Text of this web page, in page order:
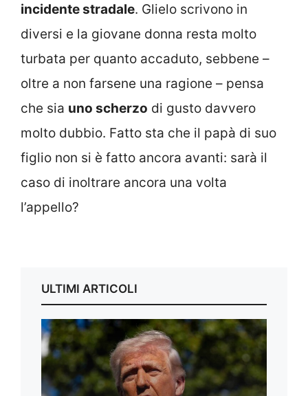
incidente stradale. Glielo scrivono in
diversi e la giovane donna resta molto
turbata per quanto accaduto, sebbene –
oltre a non farsene una ragione – pensa
che sia uno scherzo di gusto davvero
molto dubbio. Fatto sta che il papà di suo
figlio non si è fatto ancora avanti: sarà il
caso di inoltrare ancora una volta
l’appello?
ULTIMI ARTICOLI